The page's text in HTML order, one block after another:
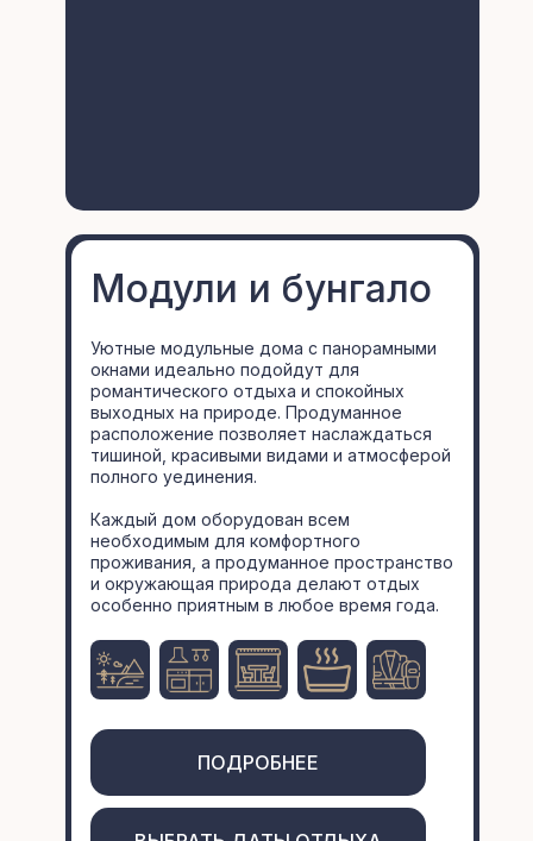
Модули и бунгало
Уютные модульные дома с панорамными
окнами идеально подойдут для
романтического отдыха и спокойных
выходных на природе. Продуманное
расположение позволяет наслаждаться
тишиной, красивыми видами и атмосферой
полного уединения.
Каждый дом оборудован всем
необходимым для комфортного
проживания, а продуманное пространство
и окружающая природа делают отдых
особенно приятным в любое время года.
ПОДРОБНЕЕ